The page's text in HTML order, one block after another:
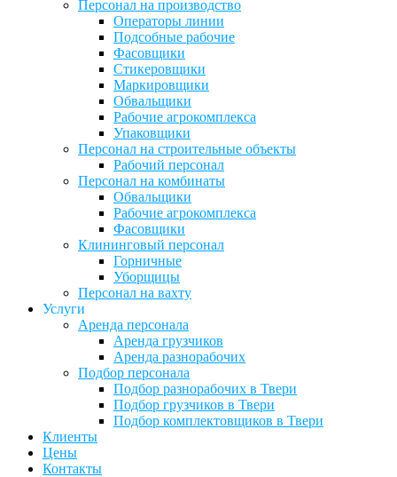
Персонал на производство
Операторы линии
Подсобные рабочие
Фасовщики
Стикеровщики
Маркировщики
Обвальщики
Рабочие агрокомплекса
Упаковщики
Персонал на строительные объекты
Рабочий персонал
Персонал на комбинаты
Обвальщики
Рабочие агрокомплекса
Фасовщики
Клининговый персонал
Горничные
Уборщицы
Персонал на вахту
Услуги
Аренда персонала
Аренда грузчиков
Аренда разнорабочих
Подбор персонала
Подбор разнорабочих в Твери
Подбор грузчиков в Твери
Подбор комплектовщиков в Твери
Клиенты
Цены
Контакты